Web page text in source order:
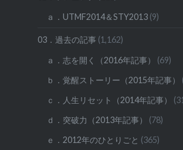
ａ．UTMF2014＆STY2013(9)
03．過去の記事(1,162)
ａ．志を開く（2016年記事）
(69)
ｂ．覚醒ストーリー（2015年記事）
ｃ．人生リセット（2014年記事）
ｄ．突破力（2013年記事）
(78)
ｅ．2012年のひとりごと (365)